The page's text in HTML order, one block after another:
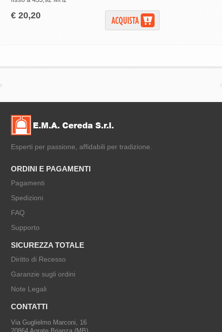
€ 20,20
Esperti per passione, affidabili per tradizione.
ORDINI E PAGAMENTI
Pagamenti
Spedizioni
FAQ
Supporto
SICUREZZA TOTALE
Diritto di Recesso
Garanzie sugli ordini
Note Legali
CONTATTI
Via Guglielmo Marconi, 16